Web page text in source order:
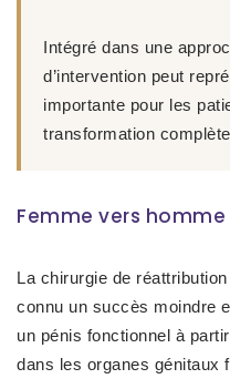
Intégré dans une
d’intervention peut
importante pour les
transformation
Femme vers homme
La chirurgie de
connu un succès moindre
un pénis fonctionnel à
dans les organes génitaux